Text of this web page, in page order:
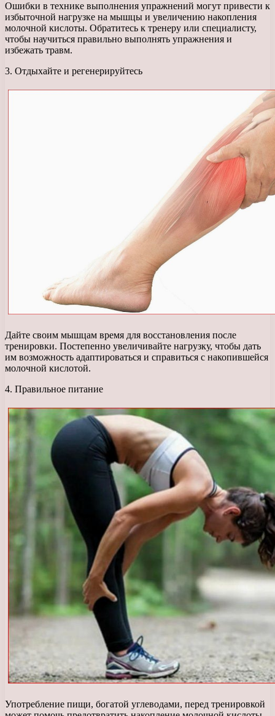
Ошибки в технике выполнения упражнений могут привести к
избыточной нагрузке на мышцы и увеличению накопления
молочной кислоты. Обратитесь к тренеру или специалисту,
чтобы научиться правильно выполнять упражнения и
избежать травм.
3. Отдыхайте и регенерируйтесь
Дайте своим мышцам время для восстановления после
тренировки. Постепенно увеличивайте нагрузку, чтобы дать
им возможность адаптироваться и справиться с накопившейся
молочной кислотой.
4. Правильное питание
Употребление пищи, богатой углеводами, перед тренировкой